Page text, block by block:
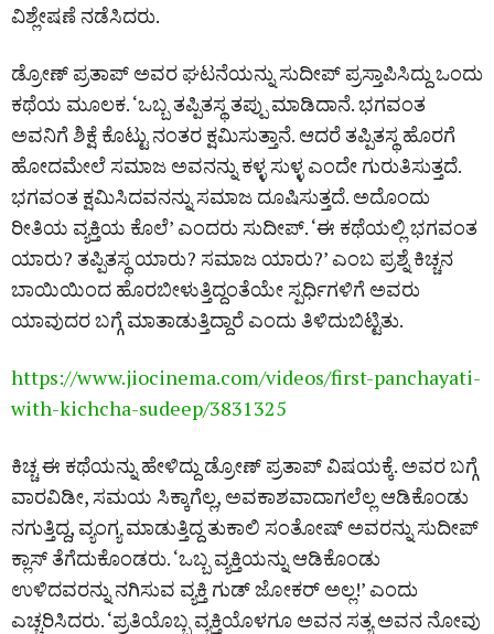
ವಿಶ್ಲೇಷಣೆ ನಡೆಸಿದರು.
ಡ್ರೋಣ್ ಪ್ರತಾಪ್ ಅವರ ಘಟನೆಯನ್ನು ಸುದೀಪ್‌ ಪ್ರಸ್ತಾಪಿಸಿದ್ದು ಒಂದು
ಕಥೆಯ ಮೂಲಕ. ‘ಒಬ್ಬ ತಪ್ಪಿತಸ್ಥ ತಪ್ಪು ಮಾಡಿದಾನೆ. ಭಗವಂತ
ಅವನಿಗೆ ಶಿಕ್ಷೆ ಕೊಟ್ಟು ನಂತರ ಕ್ಷಮಿಸುತ್ತಾನೆ. ಆದರೆ ತಪ್ಪಿತಸ್ಥ ಹೊರಗೆ
ಹೋದಮೇಲೆ ಸಮಾಜ ಅವನನ್ನು ಕಳ್ಳ ಸುಳ್ಳ ಎಂದೇ ಗುರುತಿಸುತ್ತದೆ.
ಭಗವಂತ ಕ್ಷಮಿಸಿದವನನ್ನು ಸಮಾಜ ದೂಷಿಸುತ್ತದೆ. ಅದೊಂದು
ರೀತಿಯ ವ್ಯಕ್ತಿಯ ಕೊಲೆ’ ಎಂದರು ಸುದೀಪ್‌. ‘ಈ ಕಥೆಯಲ್ಲಿ ಭಗವಂತ
ಯಾರು? ತಪ್ಪಿತಸ್ಥ ಯಾರು? ಸಮಾಜ ಯಾರು?’ ಎಂಬ ಪ್ರಶ್ನೆ ಕಿಚ್ಚನ
ಬಾಯಿಯಿಂದ ಹೊರಬೀಳುತ್ತಿದ್ದಂತೆಯೇ ಸ್ಪರ್ಧಿಗಳಿಗೆ ಅವರು
ಯಾವುದರ ಬಗ್ಗೆ ಮಾತಾಡುತ್ತಿದ್ದಾರೆ ಎಂದು ತಿಳಿದುಬಿಟ್ಟಿತು.
https://www.jiocinema.com/videos/first-panchayati-
with-kichcha-sudeep/3831325
ಕಿಚ್ಚ ಈ ಕಥೆಯನ್ನು ಹೇಳಿದ್ದು ಡ್ರೋಣ್ ಪ್ರತಾಪ್ ವಿಷಯಕ್ಕೆ. ಅವರ ಬಗ್ಗೆ
ವಾರವಿಡೀ, ಸಮಯ ಸಿಕ್ಕಾಗೆಲ್ಲ, ಅವಕಾಶವಾದಾಗಲೆಲ್ಲ ಆಡಿಕೊಂಡು
ನಗುತ್ತಿದ್ದ, ವ್ಯಂಗ್ಯ ಮಾಡುತ್ತಿದ್ದ ತುಕಾಲಿ ಸಂತೋಷ್ ಅವರನ್ನು ಸುದೀಪ್
ಕ್ಲಾಸ್ ತೆಗೆದುಕೊಂಡರು. ‘ಒಬ್ಬ ವ್ಯಕ್ತಿಯನ್ನು ಆಡಿಕೊಂಡು
ಉಳಿದವರನ್ನು ನಗಿಸುವ ವ್ಯಕ್ತಿ ಗುಡ್ ಜೋಕರ್ ಅಲ್ಲ!’ ಎಂದು
ಎಚ್ಚರಿಸಿದರು. ‘ಪ್ರತಿಯೊಬ್ಬ ವ್ಯಕ್ತಿಯೊಳಗೂ ಅವನ ಸತ್ಯ ಅವನ ನೋವು